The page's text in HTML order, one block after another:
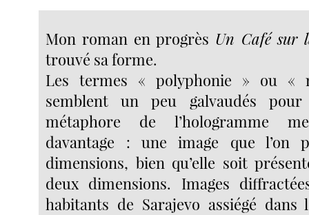
Mon roman en progrès Un Café sur
trouvé sa forme.
Les termes « polyphonie » ou «
semblent un peu galvaudés
métaphore de l’hologramme
davantage : une image que l’on
dimensions, bien qu’elle soit
deux dimensions. Images
habitants de Sarajevo assiégé dans